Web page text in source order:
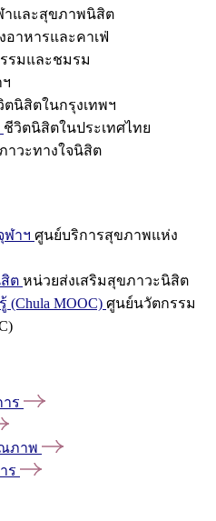
าและสุขภาพนิสิต
อาหารและคาเฟ่
รมและชมรม
ตนิสิตในกรุงเทพฯ
ชีวิตนิสิตในประเทศไทย
าวะทางใจนิสิต
ฬาฯ ศูนย์บริการสุขภาพแห่ง
ต หน่วยส่งเสริมสุขภาวะนิสิต
MOOC) ศูนย์นวัตกรรม
ร
ภาพ
ร